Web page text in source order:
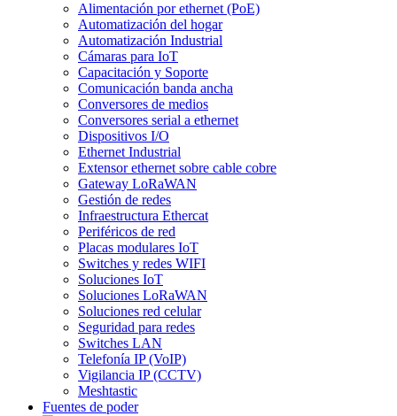
Alimentación por ethernet (PoE)
Automatización del hogar
Automatización Industrial
Cámaras para IoT
Capacitación y Soporte
Comunicación banda ancha
Conversores de medios
Conversores serial a ethernet
Dispositivos I/O
Ethernet Industrial
Extensor ethernet sobre cable cobre
Gateway LoRaWAN
Gestión de redes
Infraestructura Ethercat
Periféricos de red
Placas modulares IoT
Switches y redes WIFI
Soluciones IoT
Soluciones LoRaWAN
Soluciones red celular
Seguridad para redes
Switches LAN
Telefonía IP (VoIP)
Vigilancia IP (CCTV)
Meshtastic
Fuentes de poder